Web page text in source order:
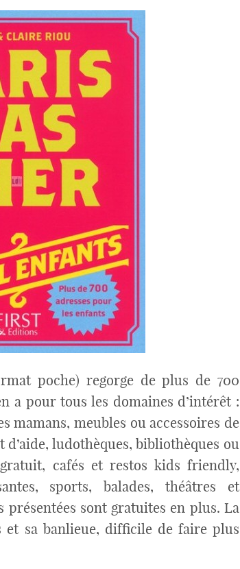
poche) regorge de plus de 700
a pour tous les domaines d’intérêt :
mamans, meubles ou accessoires de
ludothèques, bibliothèques ou
cafés et restos kids friendly,
sports, balades, théâtres et
présentées sont gratuites en plus. La
et sa banlieue, difficile de faire plus